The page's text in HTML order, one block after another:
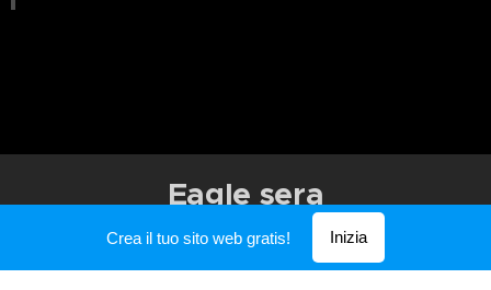
Eagle sera
Creato conWebnode
Crea il tuo sito web gratis! Inizia